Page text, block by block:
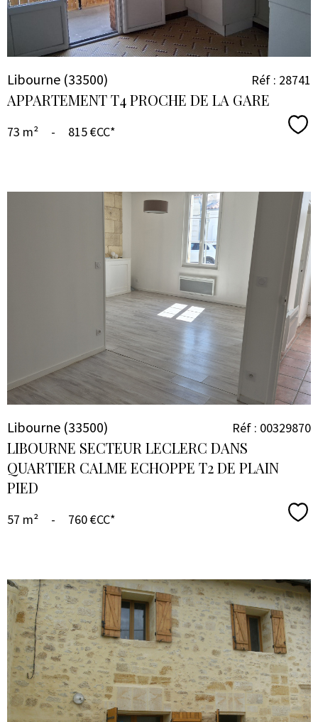
Libourne (33500)
APPARTEMENT T4 PROCHE DE LA GARE
Réf : 28741
73 m² - 815 €CC*
VOIR LE
BIEN
Libourne (33500)
LIBOURNE SECTEUR LECLERC DANS
QUARTIER CALME ECHOPPE T2 DE PLAIN
PIED
Réf : 00329870
57 m² - 760 €CC*
VOIR LE
BIEN